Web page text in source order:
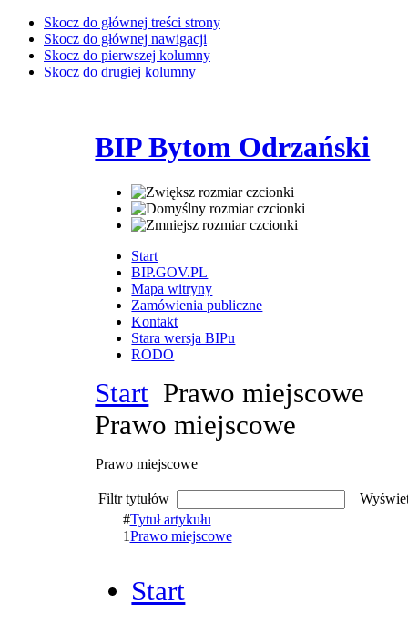
Skocz do głównej treści strony
Skocz do głównej nawigacji
Skocz do pierwszej kolumny
Skocz do drugiej kolumny
BIP Bytom Odrzański
Start
BIP.GOV.PL
Mapa witryny
Zamówienia publiczne
Kontakt
Stara wersja BIPu
RODO
Start Prawo miejscowe
Prawo miejscowe
Prawo miejscowe
Filtr tytułów
#Tytuł artykułu
1Prawo miejscowe
Start